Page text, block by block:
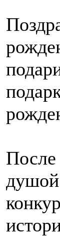
После
душой